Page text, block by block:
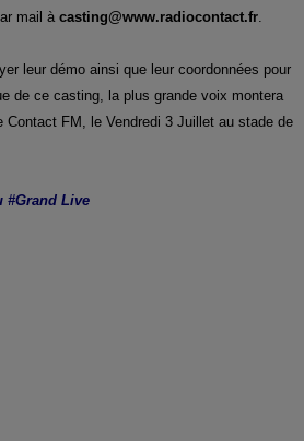
mail à casting@www.radiocontact.fr
leur démo ainsi que leur coordonnées pour
de ce casting, la plus grande voix montera
Contact FM, le Vendredi 3 Juillet au stade de
Live